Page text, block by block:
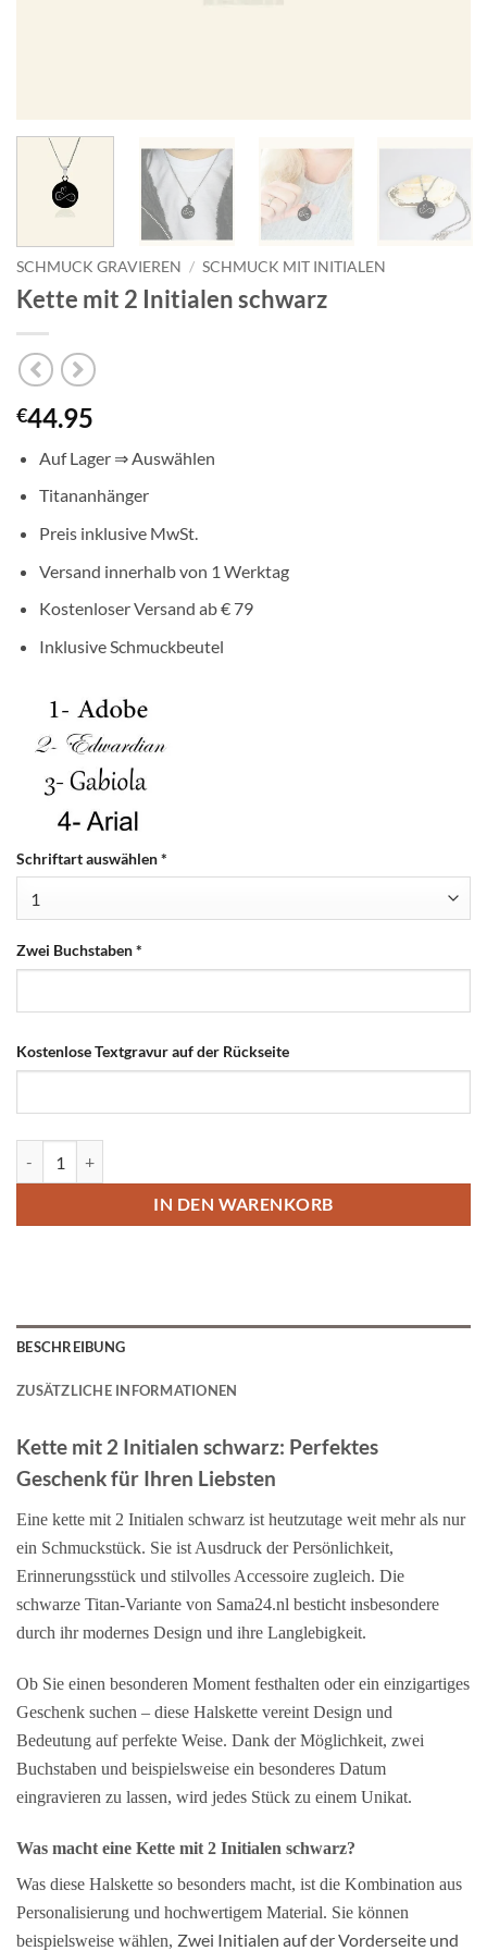
SCHMUCK GRAVIEREN / SCHMUCK MIT INITIALEN
Kette mit 2 Initialen schwarz
€44.95
Auf Lager ⇒ Auswählen
Titananhänger
Preis inklusive MwSt.
Versand innerhalb von 1 Werktag
Kostenloser Versand ab € 79
Inklusive Schmuckbeutel
Schriftart auswählen*
Zwei Buchstaben*
Kostenlose Textgravur auf der Rückseite
IN DEN WARENKORB
BESCHREIBUNG
ZUSÄTZLICHE INFORMATIONEN
Kette mit 2 Initialen schwarz: Perfektes
Geschenk für Ihren Liebsten
Eine kette mit 2 Initialen schwarz ist heutzutage weit mehr als nur
ein Schmuckstück. Sie ist Ausdruck der Persönlichkeit,
Erinnerungsstück und stilvolles Accessoire zugleich. Die
schwarze Titan-Variante von Sama24.nl besticht insbesondere
durch ihr modernes Design und ihre Langlebigkeit.
Ob Sie einen besonderen Moment festhalten oder ein einzigartiges
Geschenk suchen – diese Halskette vereint Design und
Bedeutung auf perfekte Weise. Dank der Möglichkeit, zwei
Buchstaben und beispielsweise ein besonderes Datum
eingravieren zu lassen, wird jedes Stück zu einem Unikat.
Was macht eine Kette mit 2 Initialen schwarz?
Was diese Halskette so besonders macht, ist die Kombination aus
Personalisierung und hochwertigem Material. Sie können
beispielsweise wählen, Zwei Initialen auf der Vorderseite und